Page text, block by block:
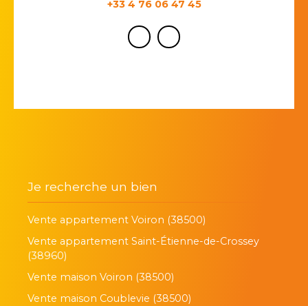
+33 4 76 06 47 45
Je recherche un bien
Vente appartement Voiron (38500)
Vente appartement Saint-Étienne-de-Crossey
(38960)
Vente maison Voiron (38500)
Vente maison Coublevie (38500)